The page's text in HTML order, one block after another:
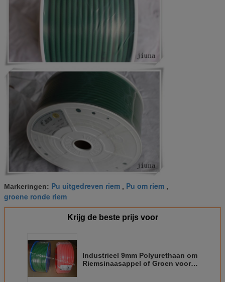
Markeringen: Pu uitgedreven riem , Pu om riem ,
groene ronde riem
Krijg de beste prijs voor
Industrieel 9mm Polyurethaan om
Riemsinaasappel of Groen voor